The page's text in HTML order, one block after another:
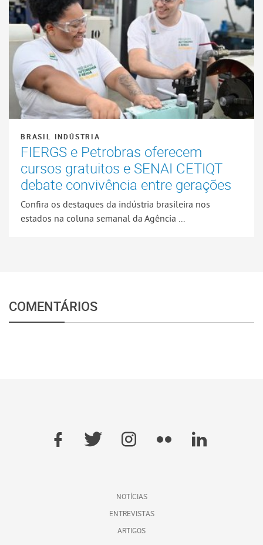
BRASIL INDÚSTRIA
FIERGS e Petrobras oferecem
cursos gratuitos e SENAI CETIQT
debate convivência entre gerações
Confira os destaques da indústria brasileira nos
estados na coluna semanal da Agência ...
COMENTÁRIOS
NOTÍCIAS
ENTREVISTAS
ARTIGOS